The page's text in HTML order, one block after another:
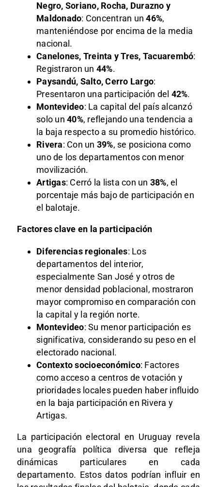
Negro, Soriano, Rocha, Durazno y
Maldonado: Concentran un46%,
manteniéndose por encima de la media
nacional.
Canelones, Treinta y Tres, Tacuarembó:
Registraron un 44%.
Paysandú, Salto, Cerro Largo:
Presentaron una participación del 42%.
Montevideo: La capital del país alcanzó
solo un 40%, reflejando una tendencia a
la baja respecto a su promedio histórico.
Rivera: Con un 39%, se posiciona como
uno de los departamentos con menor
movilización.
Artigas: Cerró la lista con un 38%, el
porcentaje más bajo de participación en
el balotaje.
Factores clave en la participación
Diferencias regionales: Los
departamentos del interior,
especialmente San José y otros de
menor densidad poblacional, mostraron
mayor compromiso en comparación con
la capital y la región norte.
Montevideo: Su menor participación es
significativa, considerando su peso en el
electorado nacional.
Contexto socioeconómico: Factores
como acceso a centros de votación y
prioridades locales pueden haber influido
en la baja participación en Rivera y
Artigas.
La participación electoral en Uruguay revela
una geografía política diversa que refleja
dinámicas particulares en cada
departamento. Estos datos podrían influir en